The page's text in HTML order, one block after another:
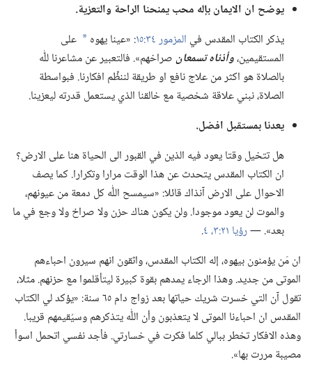
يوضح ان الايمان بإله محب يمنحنا الراحة والتعزية.‏
يذكر الكتاب المقدس في المزمور ٣٤:‏١٥ ‏:‏ «عينا يهوه a على
المستقيمين،‏وأذناه تسمعانصراخهم».‏ فالتعبير عن مشاعرنا للّٰه
بالصلاة هو اكثر من علاج نافع او طريقة لننظِّم افكارنا.‏ فبواسطة
الصلاة،‏ نبني علاقة شخصية مع خالقنا الذي يستعمل قدرته ليعزينا.‏
يعدنا بمستقبل افضل.‏
هل تتخيل وقتا يعود فيه الذين في القبور الى الحياة هنا على الارض؟‏
ان الكتاب المقدس يتحدث عن هذا الوقت مرارا وتكرارا.‏ كما يصف
الاحوال على الارض آنذاك قائلا:‏ «سيمسح اللّٰه كل دمعة من عيونهم،‏
والموت لن يعود موجودا.‏ ولن يكون هناك حزن ولا صراخ ولا وجع في ما
بعد».‏ —‏رؤيا ٢١:‏٣،‏ ٤
‏.‏
ان مَن يؤمنون بيهوه،‏ إله الكتاب المقدس،‏ واثقون انهم سيرون احباءهم
الموتى من جديد.‏ وهذا الرجاء يمدهم بقوة كبيرة ليتأقلموا مع حزنهم.‏ مثلا،‏
تقول آن التي خسرت شريك حياتها بعد زواج دام ٦٥ سنة:‏ «يؤكد لي الكتاب
المقدس ان احباءنا الموتى لا يتعذبون وأن اللّٰه يتذكرهم وسيُقيمهم قريبا.‏
وهذه الافكار تخطر ببالي كلما فكرت في خسارتي.‏ فأجد نفسي اتحمل اسوأ
مصيبة مررت بها».‏